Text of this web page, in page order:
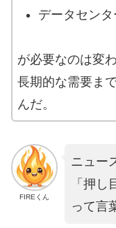
データセンタ
が必要なのは変
長期的な需要ま
んだ。
FIREくん
ニュー
「押し
って言